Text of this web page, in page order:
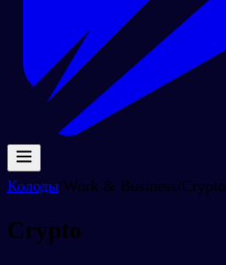
Колоды/Work & Business/Crypto
Crypto